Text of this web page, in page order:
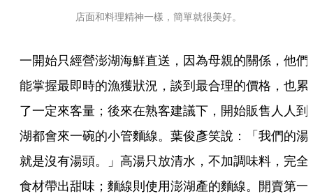
店面和料理精神一樣，簡單就很美好。
一開始只經營澎湖海鮮直送，因為母親的關係，他們
能掌握最即時的漁獲狀況，談到最合理的價格，也累
了一定來客量；後來在熟客建議下，開始販售人人到
湖都會來一碗的小管麵線。葉俊彥笑說：「我們的湯
就是沒有湯頭。」高湯只放清水，不加調味料，完全
食材帶出甜味；麵線則使用澎湖產的麵線。開賣第一